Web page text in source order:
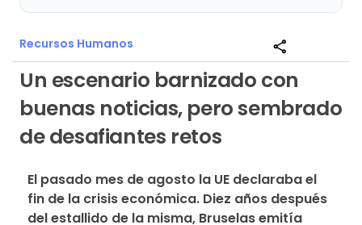
Recursos Humanos share
Un escenario barnizado con
buenas noticias, pero sembrado
de desafiantes retos
El pasado mes de agosto la UE declaraba el
fin de la crisis económica. Diez años después
del estallido de la misma, Bruselas emitía